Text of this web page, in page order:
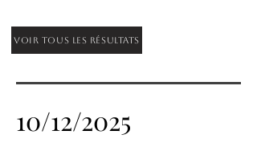
Voir tous les résultats
10/12/2025